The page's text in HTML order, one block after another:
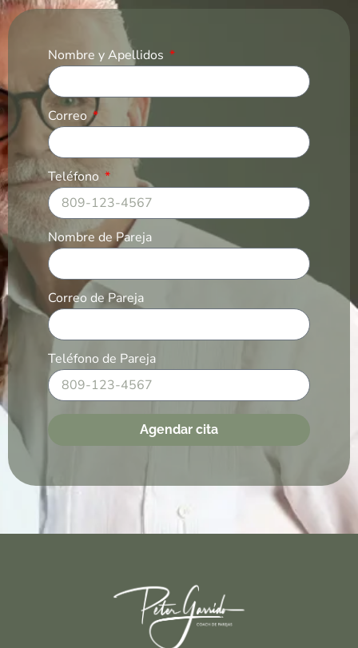
Nombre y Apellidos
Correo
Teléfono
Nombre de Pareja
Correo de Pareja
Teléfono de Pareja
Agendar cita